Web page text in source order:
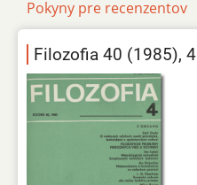
Pokyny pre recenzentov
Filozofia 40 (1985), 4